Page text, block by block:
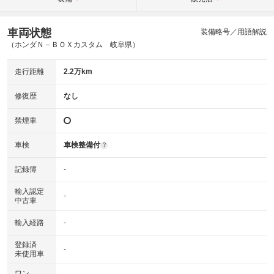
車両状態
（ホンダＮ－ＢＯＸカスタム 岐阜県）
装備略号／用語解説
走行距離 2.2万km
修復歴 なし
禁煙車
車検 車検整備付 ?
記録簿 -
輸入認定
中古車
-
輸入経路 -
登録済
未使用車
-